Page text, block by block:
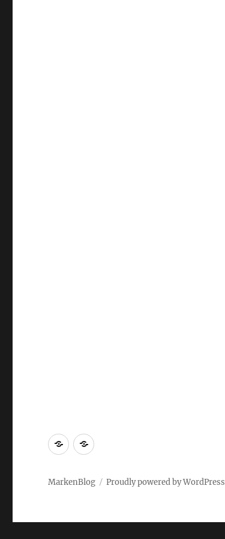
Markenrecherche
Gastbeiträge
MarkenBlog Proudly powered by WordPress